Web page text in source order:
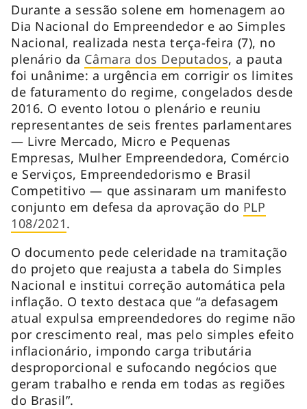
Durante a sessão solene em homenagem ao
Dia Nacional do Empreendedor e ao Simples
Nacional, realizada nesta terça-feira (7), no
plenário da Câmara dos Deputados, a pauta
foi unânime: a urgência em corrigir os limites
de faturamento do regime, congelados desde
2016. O evento lotou o plenário e reuniu
representantes de seis frentes parlamentares
— Livre Mercado, Micro e Pequenas
Empresas, Mulher Empreendedora, Comércio
e Serviços, Empreendedorismo e Brasil
Competitivo — que assinaram um manifesto
conjunto em defesa da aprovação do PLP
108/2021.
O documento pede celeridade na tramitação
do projeto que reajusta a tabela do Simples
Nacional e institui correção automática pela
inflação. O texto destaca que “a defasagem
atual expulsa empreendedores do regime não
por crescimento real, mas pelo simples efeito
inflacionário, impondo carga tributária
desproporcional e sufocando negócios que
geram trabalho e renda em todas as regiões
do Brasil”.